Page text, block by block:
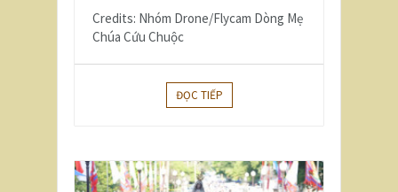
Credits: Nhóm Drone/Flycam Dòng Mẹ
Chúa Cứu Chuộc
ĐỌC TIẾP